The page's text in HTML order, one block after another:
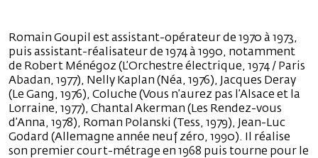
Romain Goupil est assistant-opérateur de 1970 à 1973,
puis assistant-réalisateur de 1974 à 1990, notamment
de Robert Ménégoz (L’Orchestre électrique, 1974 / Paris
Abadan, 1977), Nelly Kaplan (Néa, 1976), Jacques Deray
(Le Gang, 1976), Coluche (Vous n’aurez pas l’Alsace et la
Lorraine, 1977), Chantal Akerman (Les Rendez-vous
d’Anna, 1978), Roman Polanski (Tess, 1979), Jean-Luc
Godard (Allemagne année neuf zéro, 1990). Il réalise
son premier court-métrage en 1968 puis tourne pour le